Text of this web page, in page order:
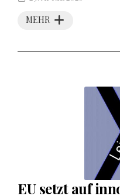
MEHR
EU setzt auf